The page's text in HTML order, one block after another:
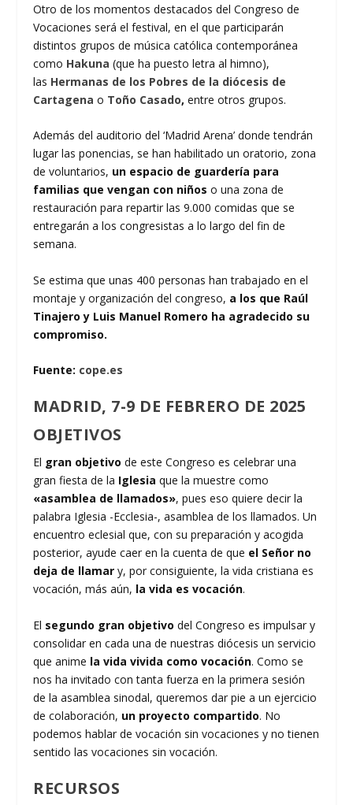
Otro de los momentos destacados del Congreso de
Vocaciones será el festival, en el que participarán
distintos grupos de música católica contemporánea
como Hakuna (que ha puesto letra al himno),
las Hermanas de los Pobres de la diócesis de
Cartagena o Toño Casado, entre otros grupos.
Además del auditorio del ‘Madrid Arena’ donde tendrán
lugar las ponencias, se han habilitado un oratorio, zona
de voluntarios, un espacio de guardería para
familias que vengan con niños o una zona de
restauración para repartir las 9.000 comidas que se
entregarán a los congresistas a lo largo del fin de
semana.
Se estima que unas 400 personas han trabajado en el
montaje y organización del congreso, a los que Raúl
Tinajero y Luis Manuel Romero ha agradecido su
compromiso.
Fuente: cope.es
MADRID, 7-9 DE FEBRERO DE 2025
OBJETIVOS
El gran objetivo de este Congreso es celebrar una
gran fiesta de la Iglesia que la muestre como
«asamblea de llamados», pues eso quiere decir la
palabra Iglesia -Ecclesia-, asamblea de los llamados. Un
encuentro eclesial que, con su preparación y acogida
posterior, ayude caer en la cuenta de que el Señor no
deja de llamar y, por consiguiente, la vida cristiana es
vocación, más aún, la vida es vocación.
El segundo gran objetivo del Congreso es impulsar y
consolidar en cada una de nuestras diócesis un servicio
que anime la vida vivida como vocación. Como se
nos ha invitado con tanta fuerza en la primera sesión
de la asamblea sinodal, queremos dar pie a un ejercicio
de colaboración, un proyecto compartido. No
podemos hablar de vocación sin vocaciones y no tienen
sentido las vocaciones sin vocación.
RECURSOS